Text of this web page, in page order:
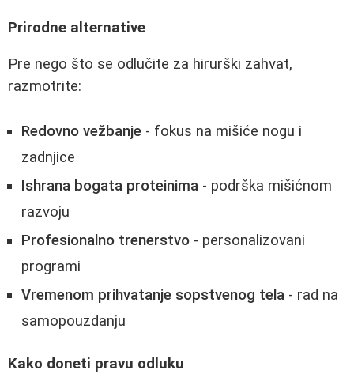
Prirodne alternative
Pre nego što se odlučite za hirurški zahvat,
razmotrite:
Redovno vežbanje - fokus na mišiće nogu i
zadnjice
Ishrana bogata proteinima - podrška mišićnom
razvoju
Profesionalno trenerstvo - personalizovani
programi
Vremenom prihvatanje sopstvenog tela - rad na
samopouzdanju
Kako doneti pravu odluku